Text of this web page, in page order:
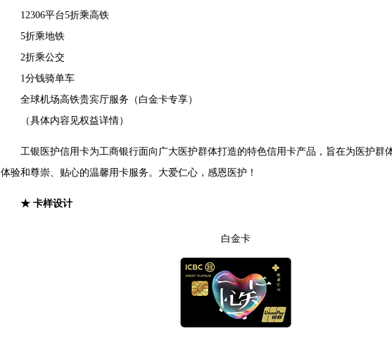
12306平台5折乘高铁
5折乘地铁
2折乘公交
1分钱骑单车
全球机场高铁贵宾厅服务（白金卡专享）
（具体内容见权益详情）
工银医护信用卡为工商银行面向广大医护群体打造的特色信用卡产品，旨在为医护群
体验和尊崇、贴心的温馨用卡服务。大爱仁心，感恩医护！
★ 卡样设计
白金卡